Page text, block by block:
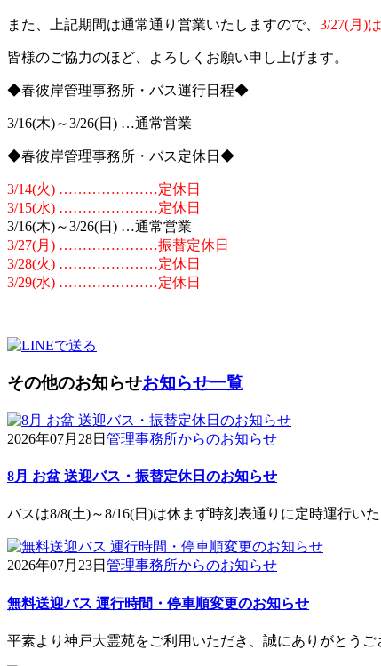
また、上記期間は通常通り営業いたしますので、 3/27(月)
皆様のご協力のほど、よろしくお願い申し上げます。
◆春彼岸管理事務所・バス運行日程◆
3/16(木)～3/26(日) …通常営業
◆春彼岸管理事務所・バス定休日◆
3/14(火) …………………定休日
3/15(水) …………………定休日
3/16(木)～3/26(日) …通常営業
3/27(月) …………………振替定休日
3/28(火) …………………定休日
3/29(水) …………………定休日
その他のお知らせお知らせ一覧
2026年07月28日 管理事務所からのお知らせ
8月 お盆 送迎バス・振替定休日のお知らせ
バスは8/8(土)～8/16(日)は休まず時刻表通りに定時運行い
2026年07月23日 管理事務所からのお知らせ
無料送迎バス 運行時間・停車順変更のお知らせ
平素より神戸大霊苑をご利用いただき、誠にありがとう